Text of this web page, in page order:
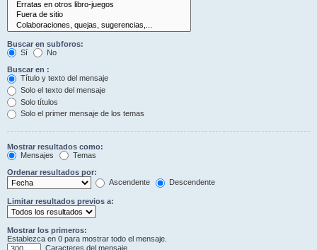
Buscar en subforos:
Sí
No
Buscar en :
Título y texto del mensaje
Solo el texto del mensaje
Solo títulos
Solo el primer mensaje de los temas
Mostrar resultados como:
Mensajes
Temas
Ordenar resultados por:
Ascendente
Descendente
Limitar resultados previos a:
Mostrar los primeros:
Establezca en 0 para mostrar todo el mensaje.
Caracteres del mensaje